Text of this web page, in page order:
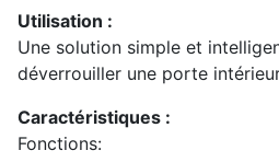
Utilisation :
Une solution simple et
déverrouiller une porte
Caractéristiques :
Fonctions: